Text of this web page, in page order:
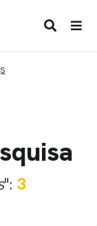
": 3